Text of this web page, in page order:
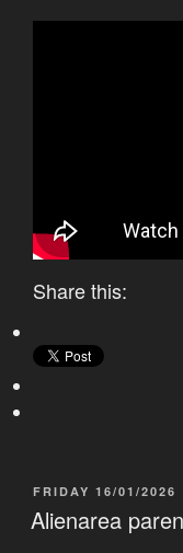
Share this:
POSTED
ON
FRIDAY 16/01/2026
Alienarea